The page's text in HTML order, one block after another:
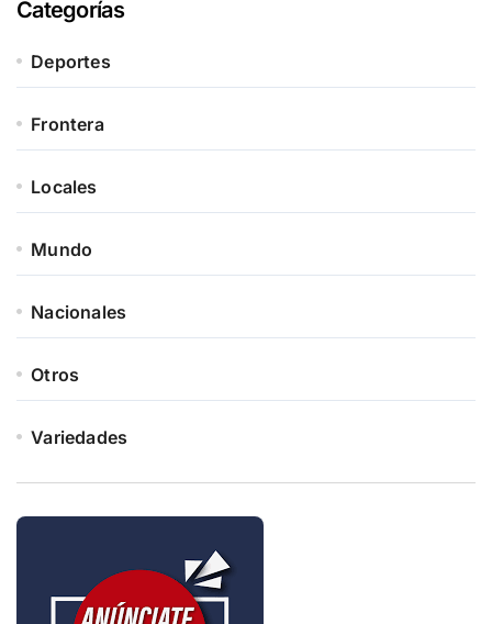
Categorías
Deportes
Frontera
Locales
Mundo
Nacionales
Otros
Variedades